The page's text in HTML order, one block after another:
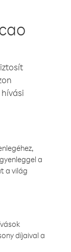
a
a világ
díjaival a